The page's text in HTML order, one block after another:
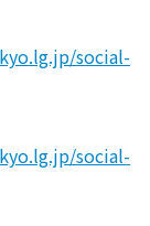
social-
social-